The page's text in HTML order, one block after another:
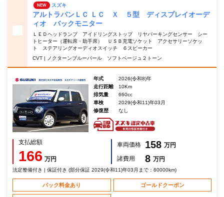
NEW スズキ
アルトラパンＬＣ ＬＣ Ｘ ５型 ディスプレイオーデ
ィオ バックモニター
ＬＥＤヘッドランプ アイドリングストップ リヤパーキングセンサー シー
トヒーター（運転席・助手席） ＵＳＢ充電ソケット アクセサリーソケッ
ト ステアリングオーディオスイッチ ６スピーカー
CVT | ノクターンブルーパール ソフトベージュ２トーン
年式
2026(令和8)年
走行距離
10Km
排気量
660cc
車検
2029(令和11)年03月
修復歴
なし
支払総額
166 万円
車両価格 158 万円
諸費用
8 万円
法定整備付き | 保証付き (部分保証 2029(令和11)年03月まで：60000km)
パック料金あり ゴールドクーポン